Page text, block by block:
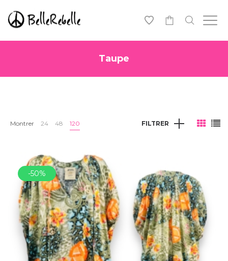
Taupe
Montrer 24 48 120 FILTRER
-50%